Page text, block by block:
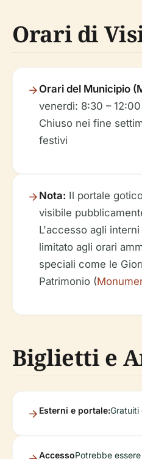
Orari di
Orari del Municipio
venerdì: 8:30 –
Chiuso nei fine
festivi
Nota: Il portale
visibile
L'accesso agli
limitato agli orari
speciali come le
Patrimonio (
Biglietti e
Esterni e portale:Gratuiti
AccessoPotrebbe